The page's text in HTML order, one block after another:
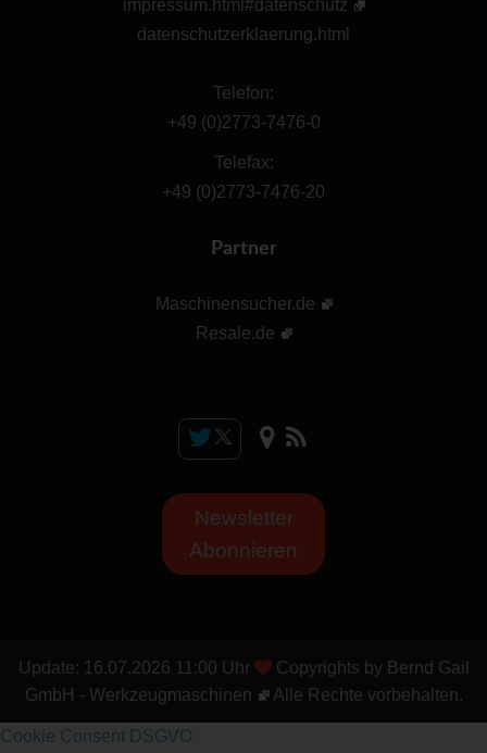
impressum.html#datenschutz
datenschutzerklaerung.html
Telefon:
+49 (0)2773-7476-0
Telefax:
+49 (0)2773-7476-20
Partner
Maschinensucher.de
Resale.de
Newsletter
Abonnieren
Update: 16.07.2026 11:00 Uhr Copyrights by Bernd Gail
GmbH - Werkzeugmaschinen
Alle Rechte vorbehalten.
Cookie Consent DSGVO